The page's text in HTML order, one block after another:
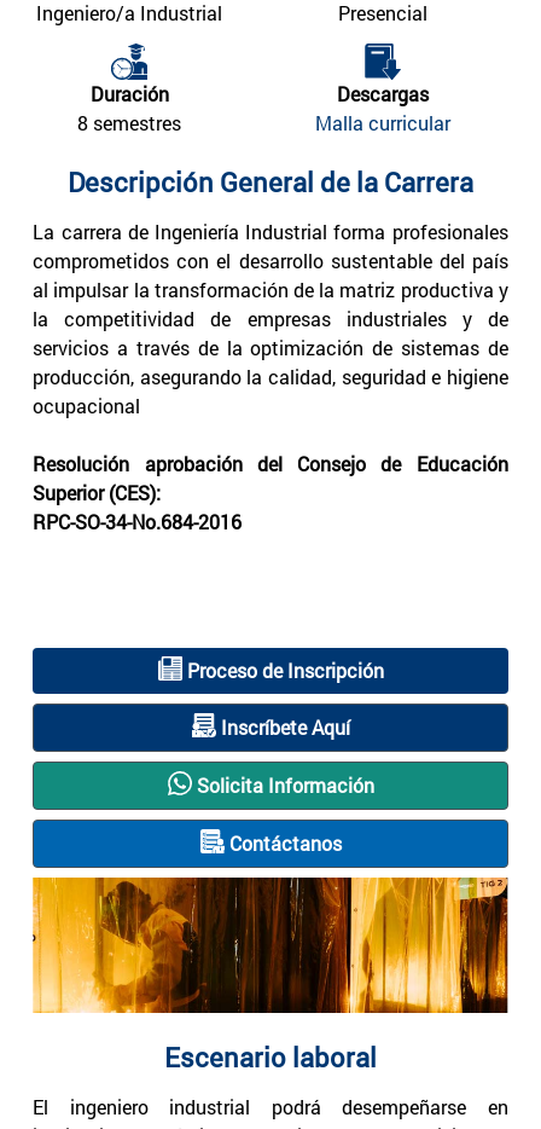
Ingeniero/a Industrial
Presencial
Duración
8 semestres
Descargas
Malla curricular
Descripción General de la Carrera
La carrera de Ingeniería Industrial forma profesionales
comprometidos con el desarrollo sustentable del país
al impulsar la transformación de la matriz productiva y
la competitividad de empresas industriales y de
servicios a través de la optimización de sistemas de
producción, asegurando la calidad, seguridad e higiene
ocupacional
Resolución aprobación del Consejo de Educación
Superior (CES):
RPC-SO-34-No.684-2016
Proceso de Inscripción
Inscríbete Aquí
Solicita Información
Contáctanos
Escenario laboral
El ingeniero industrial podrá desempeñarse en